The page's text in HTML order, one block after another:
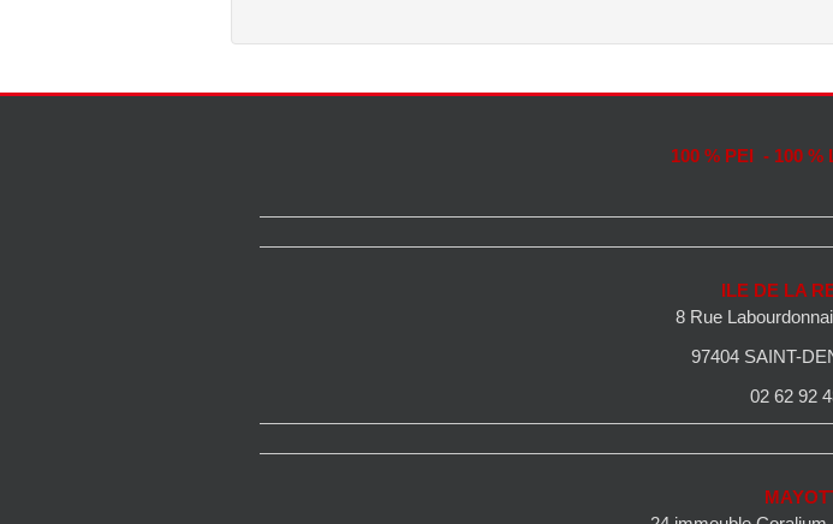
100 % PEI - 100 %
ILE DE LA
8 Rue
97404 SAINT-
02 62 92